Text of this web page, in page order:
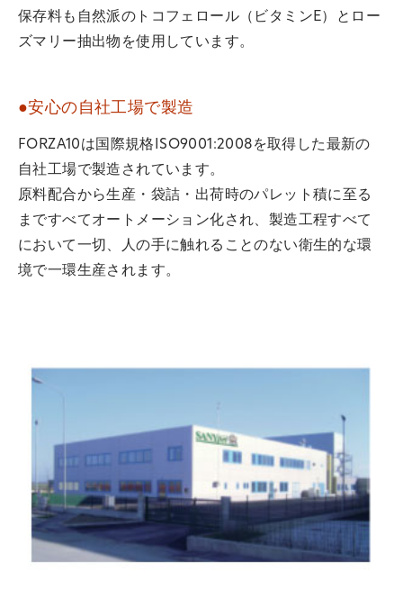
保存料も自然派のトコフェロール（ビタミンE）とロー
ズマリー抽出物を使用しています。
●安心の自社工場で製造
FORZA10は国際規格ISO9001:2008を取得した最新の
自社工場で製造されています。
原料配合から生産・袋詰・出荷時のパレット積に至る
まですべてオートメーション化され、製造工程すべて
において一切、人の手に触れることのない衛生的な環
境で一環生産されます。